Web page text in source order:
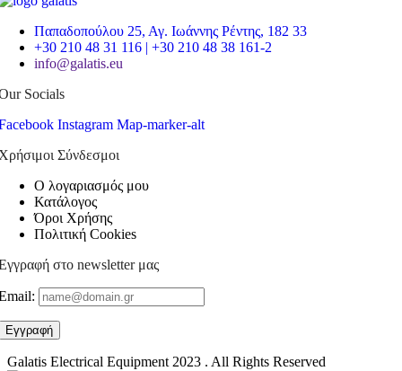
Παπαδοπούλου 25, Αγ. Ιωάννης Ρέντης, 182 33
+30 210 48 31 116 | +30 210 48 38 161-2
info@galatis.eu
Socials
Instagram Map-marker-alt
Σύνδεσμοι
Ο λογαριασμός μου
Κατάλογος
Όροι Χρήσης
Πολιτική Cookies
στο newsletter μας
Galatis Electrical Equipment2023 . All Rights Reserved